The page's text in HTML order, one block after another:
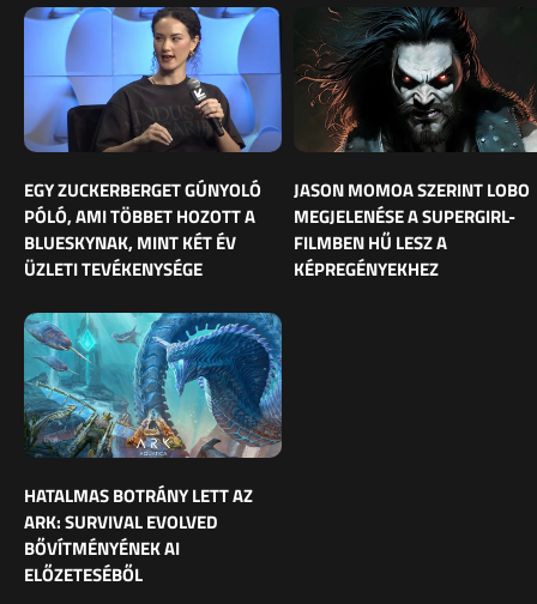
EGY ZUCKERBERGET GÚNYOLÓ
PÓLÓ, AMI TÖBBET HOZOTT A
BLUESKYNAK, MINT KÉT ÉV
ÜZLETI TEVÉKENYSÉGE
JASON MOMOA SZERINT LOBO
MEGJELENÉSE A SUPERGIRL-
FILMBEN HŰ LESZ A
KÉPREGÉNYEKHEZ
HATALMAS BOTRÁNY LETT AZ
ARK: SURVIVAL EVOLVED
BŐVÍTMÉNYÉNEK AI
ELŐZETESÉBŐL